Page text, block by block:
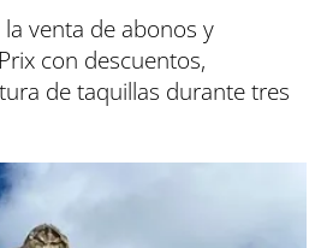
venta de abonos y
con descuentos,
de taquillas durante tres